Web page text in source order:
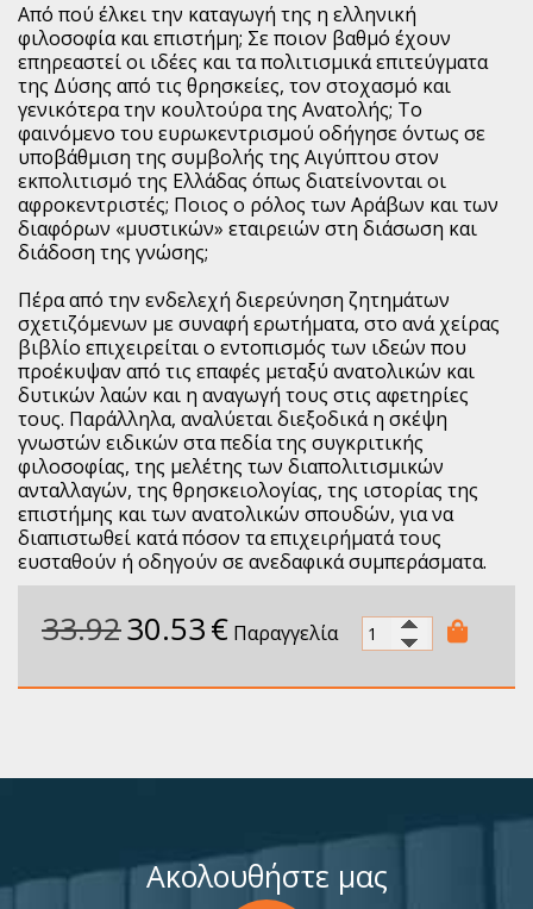
Από πού έλκει την καταγωγή της η ελληνική
φιλοσοφία και επιστήμη; Σε ποιον βαθμό έχουν
επηρεαστεί οι ιδέες και τα πολιτισμικά επιτεύγματα
της Δύσης από τις θρησκείες, τον στοχασμό και
γενικότερα την κουλτούρα της Ανατολής; Το
φαινόμενο του ευρωκεντρισμού οδήγησε όντως σε
υποβάθμιση της συμβολής της Αιγύπτου στον
εκπολιτισμό της Ελλάδας όπως διατείνονται οι
αφροκεντριστές; Ποιος ο ρόλος των Αράβων και των
διαφόρων «μυστικών» εταιρειών στη διάσωση και
διάδοση της γνώσης;
Πέρα από την ενδελεχή διερεύνηση ζητημάτων
σχετιζόμενων με συναφή ερωτήματα, στο ανά χείρας
βιβλίο επιχειρείται ο εντοπισμός των ιδεών που
προέκυψαν από τις επαφές μεταξύ ανατολικών και
δυτικών λαών και η αναγωγή τους στις αφετηρίες
τους. Παράλληλα, αναλύεται διεξοδικά η σκέψη
γνωστών ειδικών στα πεδία της συγκριτικής
φιλοσοφίας, της μελέτης των διαπολιτισμικών
ανταλλαγών, της θρησκειολογίας, της ιστορίας της
επιστήμης και των ανατολικών σπουδών, για να
διαπιστωθεί κατά πόσον τα επιχειρήματά τους
ευσταθούν ή οδηγούν σε ανεδαφικά συμπεράσματα.
33.9230.53€ Παραγγελία
Ακολουθήστε μας